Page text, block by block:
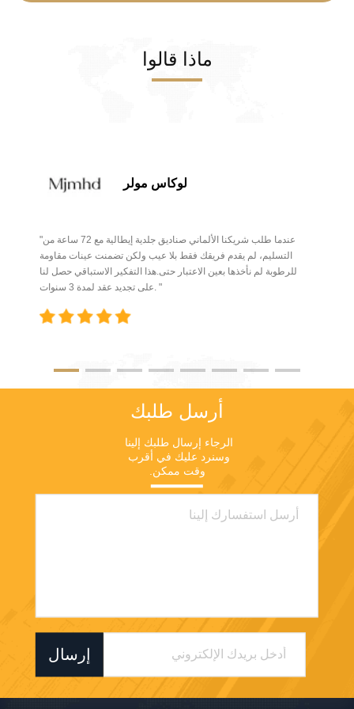
ماذا قالوا
لوكاس مولر
"عندما طلب شريكنا الألماني صناديق جلدية إيطالية مع 72 ساعة من
التسليم، لم يقدم فريقك فقط بلا عيب ولكن تضمنت عينات مقاومة
للرطوبة لم نأخذها بعين الاعتبار حتى.هذا التفكير الاستباقي حصل لنا
على تجديد عقد لمدة 3 سنوات. "
أرسل طلبك
وقت ممكن.
إرسال